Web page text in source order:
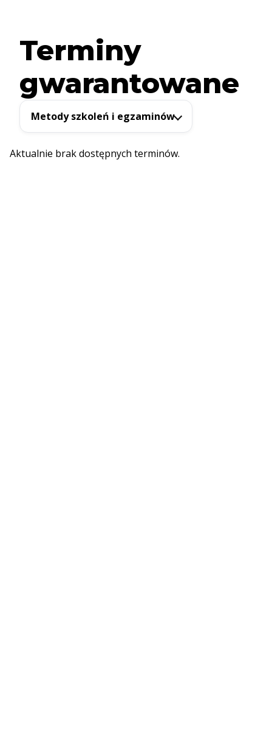
Terminy
gwarantowane
Metody szkoleń i egzaminów
Aktualnie brak dostępnych terminów.